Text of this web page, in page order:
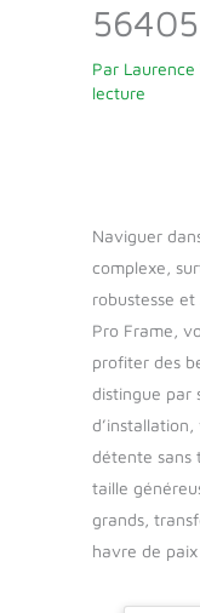
Par
lecture
Naviguer
complexe,
robustesse
Pro Frame,
profiter des
distingue par
détente sans
taille
grands,
havre de